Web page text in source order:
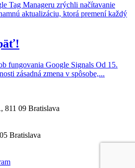
Tag Manageru zrýchli načítavanie
aktualizáciu, ktorá premení každý
fungovania Google Signals Od 15.
zásadná zmena v spôsobe,...
811 09 Bratislava
Bratislava